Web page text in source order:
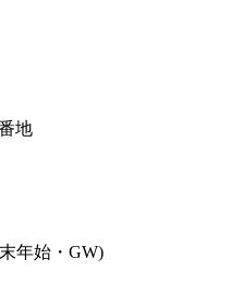
地
年始・GW)